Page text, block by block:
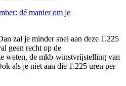
dé manier om je
zal je minder snel aan deze 1.225
geen recht op de
weten, de mkb-winstvrijstelling van
als je niet aan die 1.225 uren per